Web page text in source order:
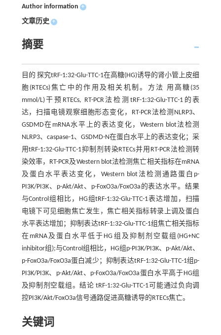
Author information +
文章历史 +
摘要
目的 探究tRF-1:32-Glu-TTC-1在高糖(HG)诱导的肾小管上皮细
胞(RTECs)焦亡中的作用及相关机制。方法 用高糖(35
mmol/L)干预RTECs, RT-PCR法检测tRF-1:32-Glu-TTC-1的表
达，扫描电镜观察细胞形态变化，RT-PCR法检测NLRP3、
GSDMD在mRNA水平上的表达变化，Western blot法检测
NLRP3、caspase-1、GSDMD-N在蛋白水平上的表达变化；采
用tRF-1:32-Glu-TTC-1抑制剂转染RTECs并用RT-PCR法检测转
染效率，RT-PCR及Western blot法检测焦亡相关指标在mRNA
及蛋白水平表达变化，Western blot法检测通路蛋白p-
PI3K/PI3K、p-Akt/Akt、p-FoxO3a/FoxO3a的表达水平。结果
与Control组相比，HG组tRF-1:32-Glu-TTC-1表达增加，扫描
电镜下可见细胞焦亡发生，焦亡相关指标转录上调及蛋白
水平表达增加；抑制表达tRF-1:32-Glu-TTC-1组焦亡相关指标
在mRNA及蛋白水平低于HG组及抑制剂空载组(HG+NC
inhibitor组);与Control组相比，HG组p-PI3K/PI3K、p-Akt/Akt、
p-FoxO3a/FoxO3a蛋白减少；抑制表达tRF-1:32-Glu-TTC-1组p-
PI3K/PI3K、p-Akt/Akt、p-FoxO3a/FoxO3a蛋白水平高于HG组
及抑制剂空载组。结论 tRF-1:32-Glu-TTC-1可能通过负向调
控PI3K/Akt/FoxO3a信号通路促进高糖诱导的RTECs焦亡。
关键词